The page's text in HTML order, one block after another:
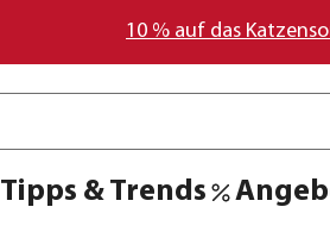
10 % auf das
Tipps & Trends